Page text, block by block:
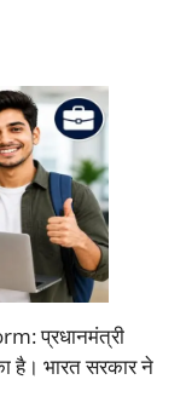
प्रधानमंत्री
है। भारत सरकार ने